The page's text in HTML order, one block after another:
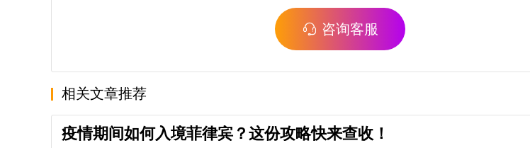
咨询客服
相关文章推荐
疫情期间如何入境菲律宾？这份攻略快来查收！